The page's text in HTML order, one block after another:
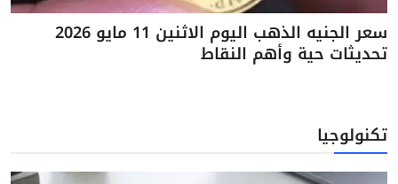
سعر الجنيه الذهب اليوم الاثنين 11 مايو 2026
تحديثات حية وأهم النقاط
تكنولوجيا